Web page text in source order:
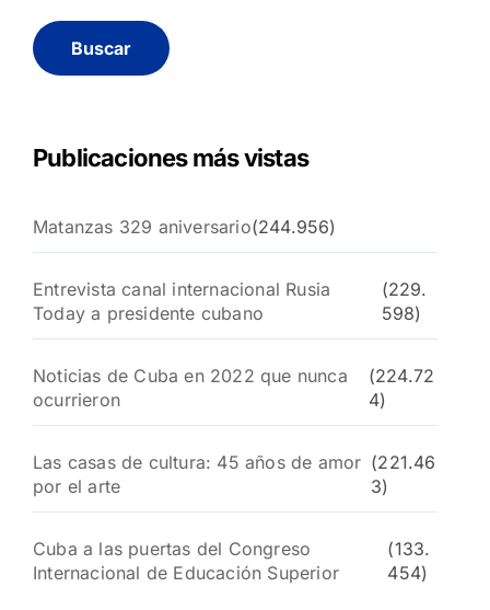
c
a
Publicaciones más vistas
Matanzas 329 aniversario(244.956)
Entrevista canal internacional Rusia
Today a presidente cubano
(229.
598)
Noticias de Cuba en 2022 que nunca
ocurrieron
(224.72
4)
Las casas de cultura: 45 años de amor
por el arte
(221.46
3)
Cuba a las puertas del Congreso
Internacional de Educación Superior
(133.
454)